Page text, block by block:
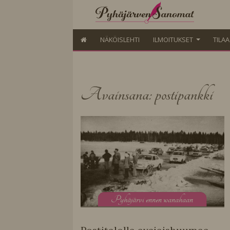
NÄKÖISLEHTI ILMOITUKSET
Avainsana: postipankki
Pyhäjärvi ennen wanahaan